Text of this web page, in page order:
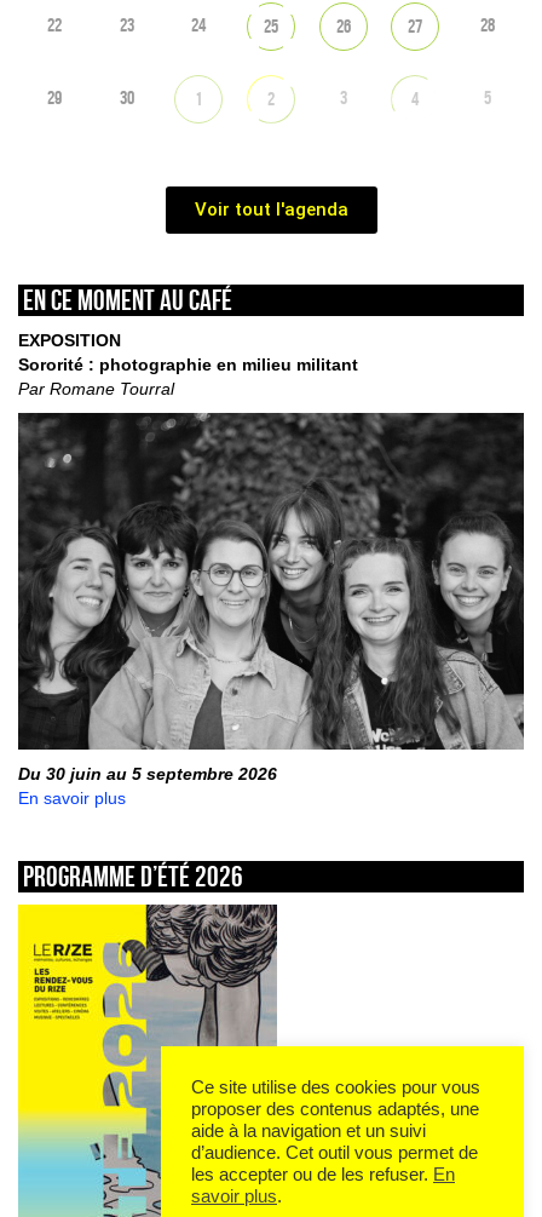
22 23 24 25 26 27 28
29 30 1 2 3 4 5
Voir tout l'agenda
En ce moment au café
EXPOSITION
Sororité : photographie en milieu militant
Par Romane Tourral
Du 30 juin au 5 septembre 2026
En savoir plus
Programme d’été 2026
Ce site utilise des cookies pour vous
proposer des contenus adaptés, une
aide à la navigation et un suivi
d’audience. Cet outil vous permet de
les accepter ou de les refuser. En
savoir plus.